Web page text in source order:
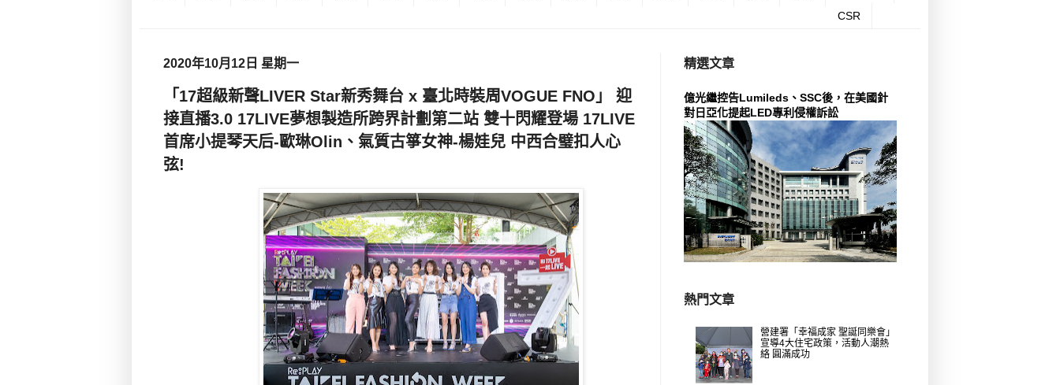
CSR
2020年10月12日 星期一
「17超級新聲LIVER Star新秀舞台 x 臺北時裝周VOGUE FNO」 迎
接直播3.0 17LIVE夢想製造所跨界計劃第二站 雙十閃耀登場 17LIVE
首席小提琴天后-歐琳Olin、氣質古箏女神-楊娃兒 中西合璧扣人心
弦!
精選文章
億光繼控告Lumileds、SSC後，在美國針
對日亞化提起LED專利侵權訴訟
熱門文章
營建署「幸福成家 聖誕同樂會」
宣導4大住宅政策，活動人潮熱
絡 圓滿成功